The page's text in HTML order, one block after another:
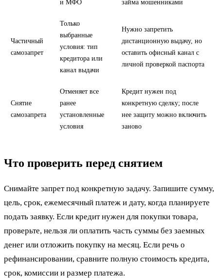
и МФО
займа мошенниками
Частичный
самозапрет
Только
выбранные
условия: тип
кредитора или
канал выдачи
Нужно запретить
дистанционную выдачу, но
оставить офисный канал с
личной проверкой паспорта
Снятие
самозапрета
Отменяет все
ранее
установленные
условия
Кредит нужен под
конкретную сделку; после
нее защиту можно включить
заново
Что проверить перед снятием
Снимайте запрет под конкретную задачу. Запишите сумму,
цель, срок, ежемесячный платеж и дату, когда планируете
подать заявку. Если кредит нужен для покупки товара,
проверьте, нельзя ли оплатить часть суммы без заемных
денег или отложить покупку на месяц. Если речь о
рефинансировании, сравните полную стоимость кредита,
срок, комиссии и размер платежа.